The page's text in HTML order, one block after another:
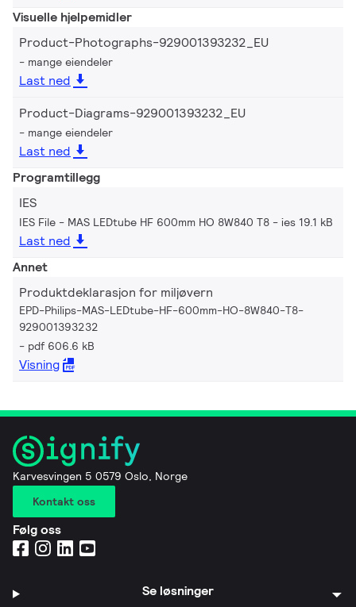
Visuelle hjelpemidler
Product-Photographs-929001393232_EU
mange eiendeler
Last ned
Product-Diagrams-929001393232_EU
mange eiendeler
Last ned
Programtillegg
IES
IES File - MAS LEDtube HF 600mm HO 8W840 T8 ies 19.1 kB
Last ned
Annet
Produktdeklarasjon for miljøvern
EPD-Philips-MAS-LEDtube-HF-600mm-HO-8W840-T8-
929001393232
pdf 606.6 kB
Visning
Karvesvingen 5 0579 Oslo, Norge
Kontakt oss
Følg oss
Se løsninger